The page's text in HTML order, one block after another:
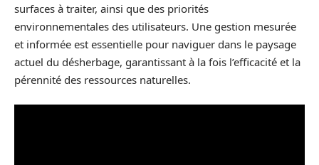
surfaces à traiter, ainsi que des priorités
environnementales des utilisateurs. Une gestion mesurée
et informée est essentielle pour naviguer dans le paysage
actuel du désherbage, garantissant à la fois l’efficacité et la
pérennité des ressources naturelles.